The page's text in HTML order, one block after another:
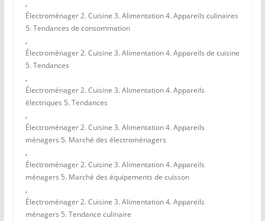
,
Électroménager 2. Cuisine 3. Alimentation 4. Appareils culinaires
5. Tendances de consommation
,
Électroménager 2. Cuisine 3. Alimentation 4. Appareils de cuisine
5. Tendances
,
Électroménager 2. Cuisine 3. Alimentation 4. Appareils
électriques 5. Tendances
,
Électroménager 2. Cuisine 3. Alimentation 4. Appareils
ménagers 5. Marché des électroménagers
,
Électroménager 2. Cuisine 3. Alimentation 4. Appareils
ménagers 5. Marché des équipements de cuisson
,
Électroménager 2. Cuisine 3. Alimentation 4. Appareils
ménagers 5. Tendance culinaire